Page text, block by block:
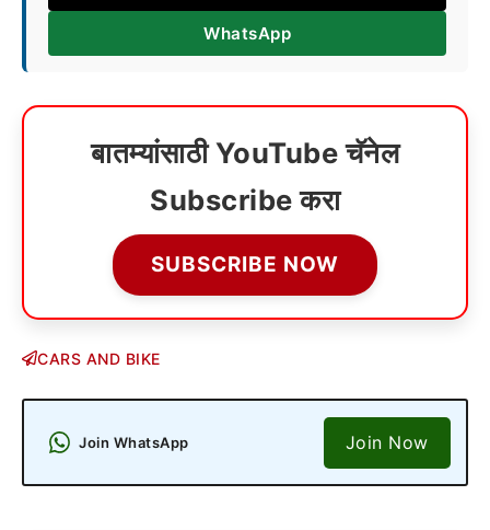
WhatsApp
बातम्यांसाठी YouTube चॅनेल
Subscribe करा
SUBSCRIBE NOW
CARS AND BIKE
Join WhatsApp Join Now